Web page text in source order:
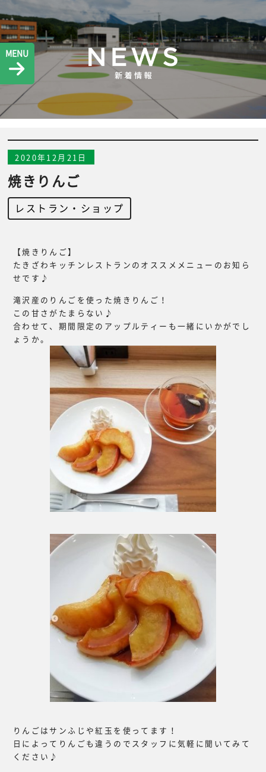
MENU
2020年12月21日
焼きりんご
レストラン・ショップ
【焼きりんご】
たきざわキッチンレストランのオススメメニューのお知ら
せです♪
滝沢産のりんごを使った焼きりんご！
この甘さがたまらない♪
合わせて、期間限定のアップルティーも一緒にいかがでし
ょうか。
りんごはサンふじや紅玉を使ってます！
日によってりんごも違うのでスタッフに気軽に聞いてみて
ください♪